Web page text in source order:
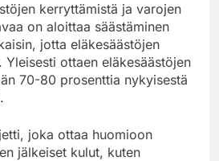
kerryttämistä ja varojen
on aloittaa säästäminen
jotta eläkesäästöjen
Yleisesti ottaen eläkesäästöjen
70-80 prosenttia nykyisestä
joka ottaa huomioon
jälkeiset kulut, kuten